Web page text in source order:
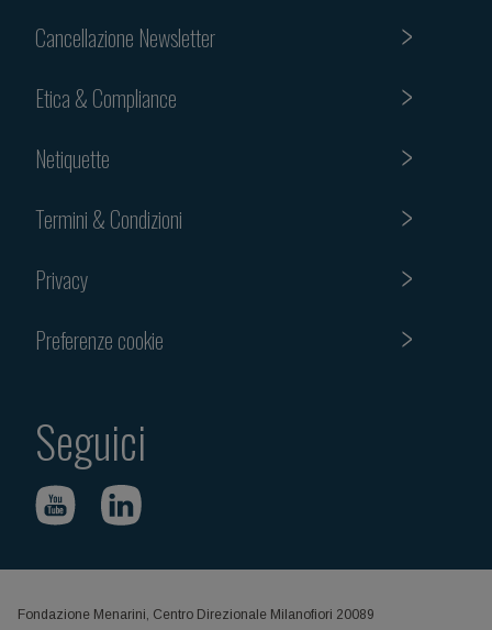
Cancellazione Newsletter
Etica & Compliance
Netiquette
Termini & Condizioni
Privacy
Preferenze cookie
Seguici
Fondazione Menarini, Centro Direzionale Milanofiori 20089